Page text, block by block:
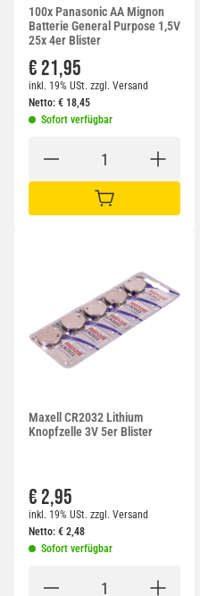
100x Panasonic AA Mignon
Batterie General Purpose 1,5V
25x 4er Blister
€ 21,95
inkl. 19% USt. zzgl. Versand
Netto: € 18,45
Sofort verfügbar
IN DEN WARENKORB
Maxell CR2032 Lithium
Knopfzelle 3V 5er Blister
€ 2,95
inkl. 19% USt. zzgl. Versand
Netto: € 2,48
Sofort verfügbar